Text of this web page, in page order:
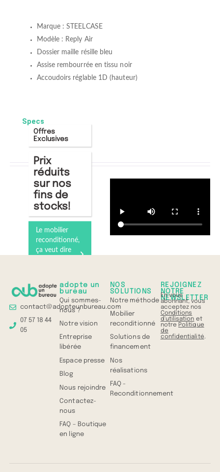
Marque : STEELCASE
Modèle : Reply Air
Dossier maille résille bleu
Assise rembourrée en tissu noir
Accoudoirs réglable 1D (hauteur)
Specs
Offres
Exclusives
Prix
réduits
sur nos
fins de
stocks!
Le mobilier
reconditionné,
ça veut dire
contact@adopteunbureau.com
07 57 18 44
05
adopte un
bureau
Qui sommes-
nous ?
Notre vision
Entreprise
libérée
Espace presse
Blog
Nous rejoindre
Contactez-
nous
FAQ – Boutique
en ligne
NOS
SOLUTIONS
Notre méthode
Mobilier
reconditionné
Solutions de
financement
Nos
réalisations
FAQ -
Reconditionnement
REJOIGNEZ
NOTRE
NEWSLETTER
En vous
abonnant, vous
acceptez nos
Conditions
d'utilisation et
notre Politique
de
confidentialité